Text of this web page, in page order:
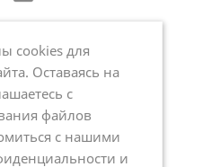
Оплата и доставка
Программа лояльности
Публичная оферта
Политика обработки
персональных данных
cookies для
Оставаясь на
с
файлов
с нашими
и